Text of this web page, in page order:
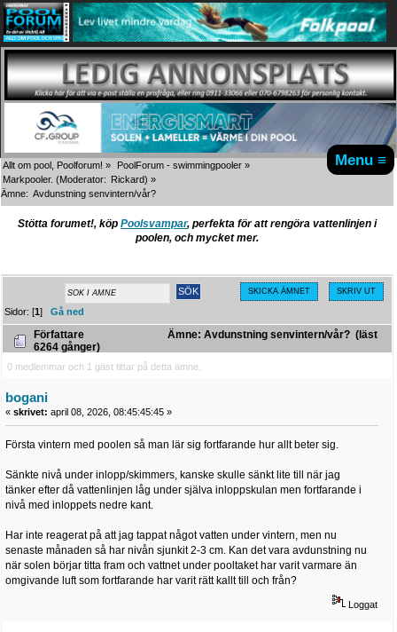
Menu ≡
Allt om pool, Poolforum! » PoolForum - swimmingpooler »
Markpooler. (Moderator: Rickard) »
Ämne: Avdunstning senvintern/vår?
Stötta forumet!, köp Poolsvampar, perfekta för att rengöra vattenlinjen i
poolen, och mycket mer.
SKICKA ÄMNET SKRIV UT
Sidor: [1]Gå ned
Författare
Ämne: Avdunstning senvintern/vår? (läst
6264 gånger)
0 medlemmar och 1 gäst tittar på detta ämne.
bogani
« skrivet: april 08, 2026, 08:45:45:45 »
Första vintern med poolen så man lär sig fortfarande hur allt beter sig.
Sänkte nivå under inlopp/skimmers, kanske skulle sänkt lite till när jag
tänker efter då vattenlinjen låg under själva inloppskulan men fortfarande i
nivå med inloppets nedre kant.
Har inte reagerat på att jag tappat något vatten under vintern, men nu
senaste månaden så har nivån sjunkit 2-3 cm. Kan det vara avdunstning nu
när solen börjar titta fram och vattnet under pooltaket har varit varmare än
omgivande luft som fortfarande har varit rätt kallt till och från?
Loggat